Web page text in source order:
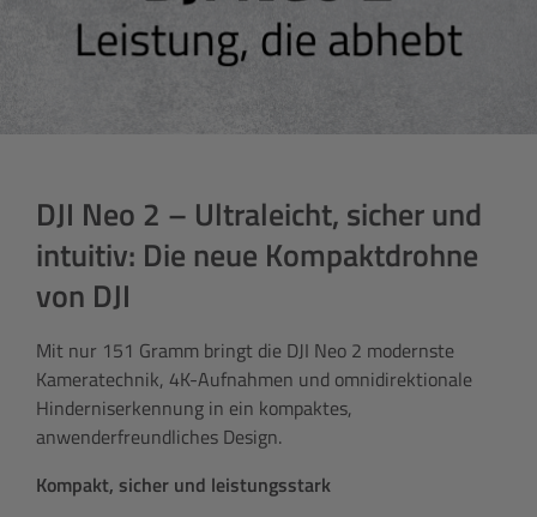
DJI Neo 2 – Ultraleicht, sicher und
intuitiv: Die neue Kompaktdrohne
von DJI
Mit nur 151 Gramm bringt die DJI Neo 2 modernste
Kameratechnik, 4K-Aufnahmen und omnidirektionale
Hinderniserkennung in ein kompaktes,
anwenderfreundliches Design.
Kompakt, sicher und leistungsstark